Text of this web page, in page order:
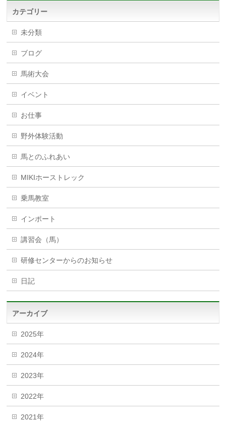
カテゴリー
未分類
ブログ
馬術大会
イベント
お仕事
野外体験活動
馬とのふれあい
MIKIホーストレック
乗馬教室
インポート
講習会（馬）
研修センターからのお知らせ
日記
アーカイブ
2025年
2024年
2023年
2022年
2021年